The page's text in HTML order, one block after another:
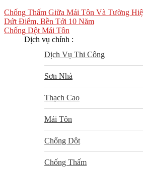
Chống Thấm Giữa Mái Tôn Và Tường
Dứt Điểm, Bền Tới 10 Năm
Chống Dột Mái Tôn
Dịch vụ chính :
Dịch Vụ Thi Công
Sơn Nhà
Thạch Cao
Mái Tôn
Chống Dột
Chống Thấm